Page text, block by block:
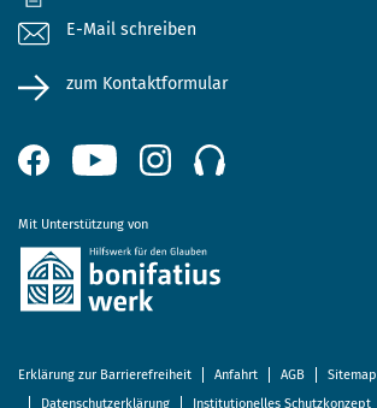
E-Mail schreiben
zum Kontaktformular
Mit Unterstützung von
Erklärung zur Barrierefreiheit Anfahrt AGB Sitemap
Datenschutzerklärung
Institutionelles Schutzkonzept